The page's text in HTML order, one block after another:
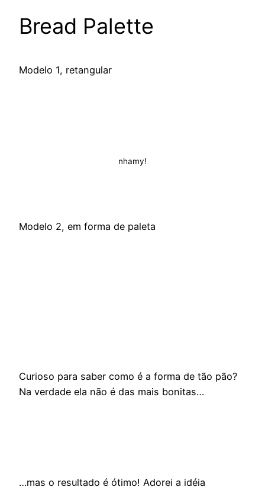
Bread Palette
Modelo 1, retangular
nhamy!
Modelo 2, em forma de paleta
Curioso para saber como é a forma de tão pão?
Na verdade ela não é das mais bonitas…
…mas o resultado é ótimo! Adorei a idéia